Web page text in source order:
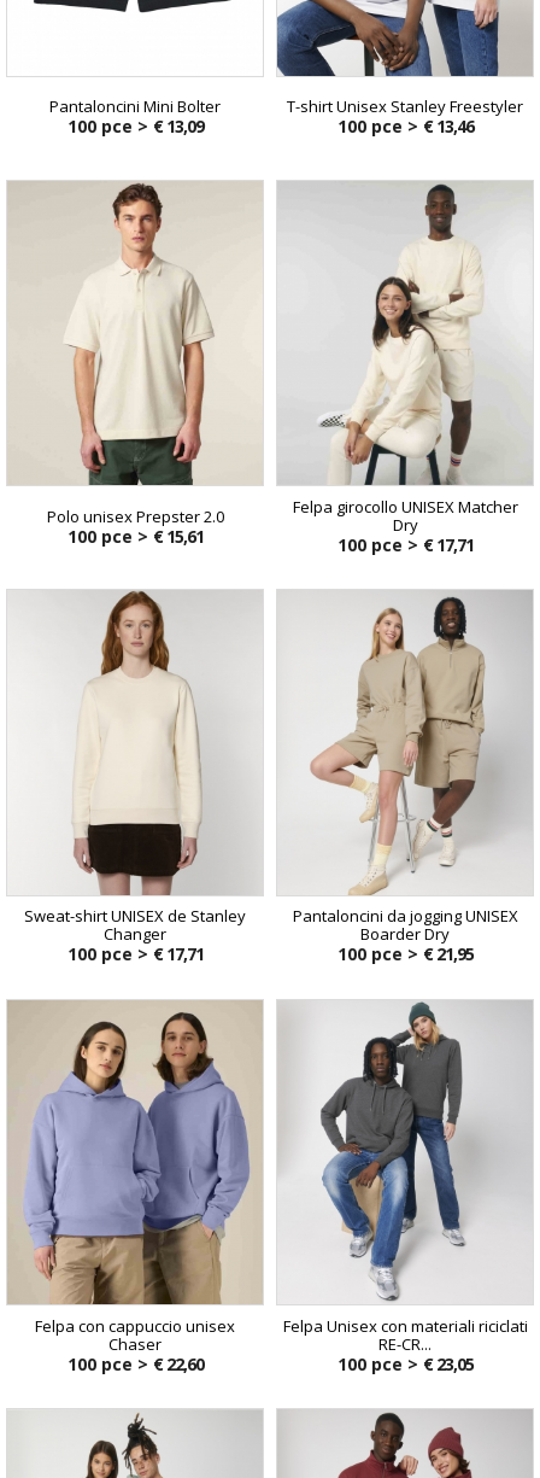
Pantaloncini Mini Bolter
100 pce > € 13,09
T-shirt Unisex Stanley Freestyler
100 pce > € 13,46
Polo unisex Prepster 2.0
100 pce > € 15,61
Felpa girocollo UNISEX Matcher
Dry
100 pce > € 17,71
Sweat-shirt UNISEX de Stanley
Changer
100 pce > € 17,71
Pantaloncini da jogging UNISEX
Boarder Dry
100 pce > € 21,95
Felpa con cappuccio unisex
Chaser
100 pce > € 22,60
Felpa Unisex con materiali riciclati
RE-CR...
100 pce > € 23,05